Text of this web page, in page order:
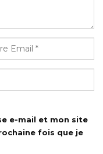
e-mail et mon site
fois que je